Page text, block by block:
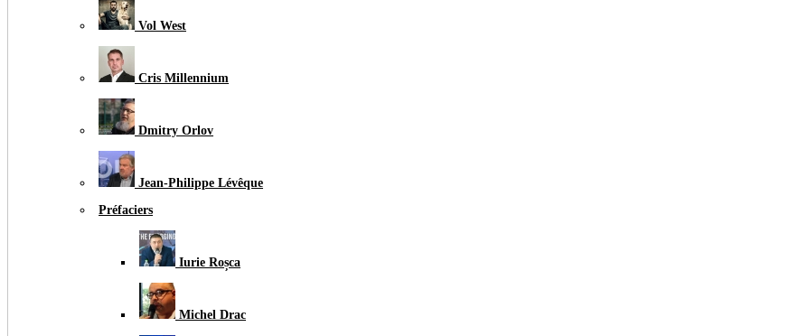
Vol West
Cris Millennium
Dmitry Orlov
Jean-Philippe Lévêque
Préfaciers
Iurie Roșca
Michel Drac